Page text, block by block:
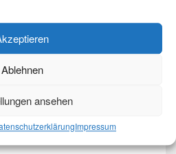
Ablehnen
ansehen
Impressum
könnt ihrhiernachlesen
City Skyliner
auch wieder ein Erlebnis und